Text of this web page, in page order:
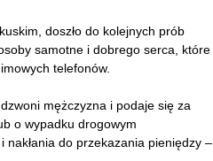
doszło do kolejnych prób
samotne i dobrego serca, które
telefonów.
mężczyzna i podaje się za
o wypadku drogowym
do przekazania pieniędzy –